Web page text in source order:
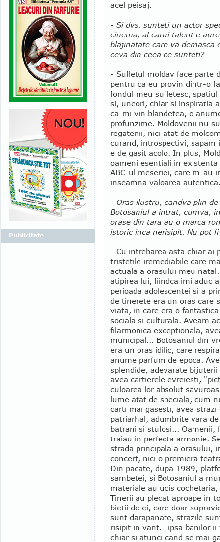
acel peisaj.
- Si dvs. sunteti un actor
cinema, al carui talent e
blajinatate care va demasca
ceva din ceea ce sunteti?
- Sufletul moldav face parte
pentru ca eu provin dintr-o
fondul meu sufletesc,
si, uneori, chiar si inspiratia
ca-mi vin blandetea, o
profunzime. Moldovenii nu
regatenii, nici atat de
curand, introspectivi, sapam
e de gasit acolo. In plus,
oameni esentiali in
ABC-ul meseriei, care m-au
inseamna valoarea autentica.
- Oras ilustru, candva plin
Botosaniul a intrat, cumva,
orase din tara au o marca
istoric inca nerisipit. Nu pot
- Cu intrebarea asta chiar ai
tristetile iremediabile care
actuala a orasului meu natal.
atipirea lui, fiindca imi aduc
perioada adolescentei si a
de tinerete era un oras care
viata, in care era o
sociala si culturala. Aveam
filarmonica exceptionala,
municipal... Botosaniul din
era un oras idilic, care
anume parfum de epoca.
splendide, adevarate
avea cartierele evreiesti,
culoarea lor absolut
lume atat de speciala, cum
carti mai gasesti, avea strazi
patriarhal, adumbrite vara de
batrani si stufosi... Oamenii,
traiau in perfecta armonie.
strada principala a orasului,
concert, nici o premiera
Din pacate, dupa 1989,
sambetei, si Botosaniul a
materiale au ucis
Tinerii au plecat aproape in
bietii de ei, care doar
sunt darapanate, strazile
risipit in vant. Lipsa banilor ii
chiar si atunci cand se mai
Publicitate